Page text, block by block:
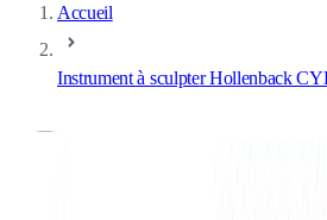
Accueil
Instrument à sculpter Hollenback